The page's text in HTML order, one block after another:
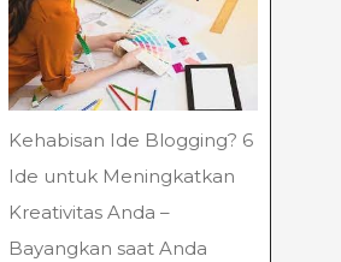
Blogging?
6
Ide
Untuk
Meningkatkan
Kreativitas
Kehabisan Ide Blogging? 6
Ide untuk Meningkatkan
Kreativitas Anda –
Bayangkan saat Anda